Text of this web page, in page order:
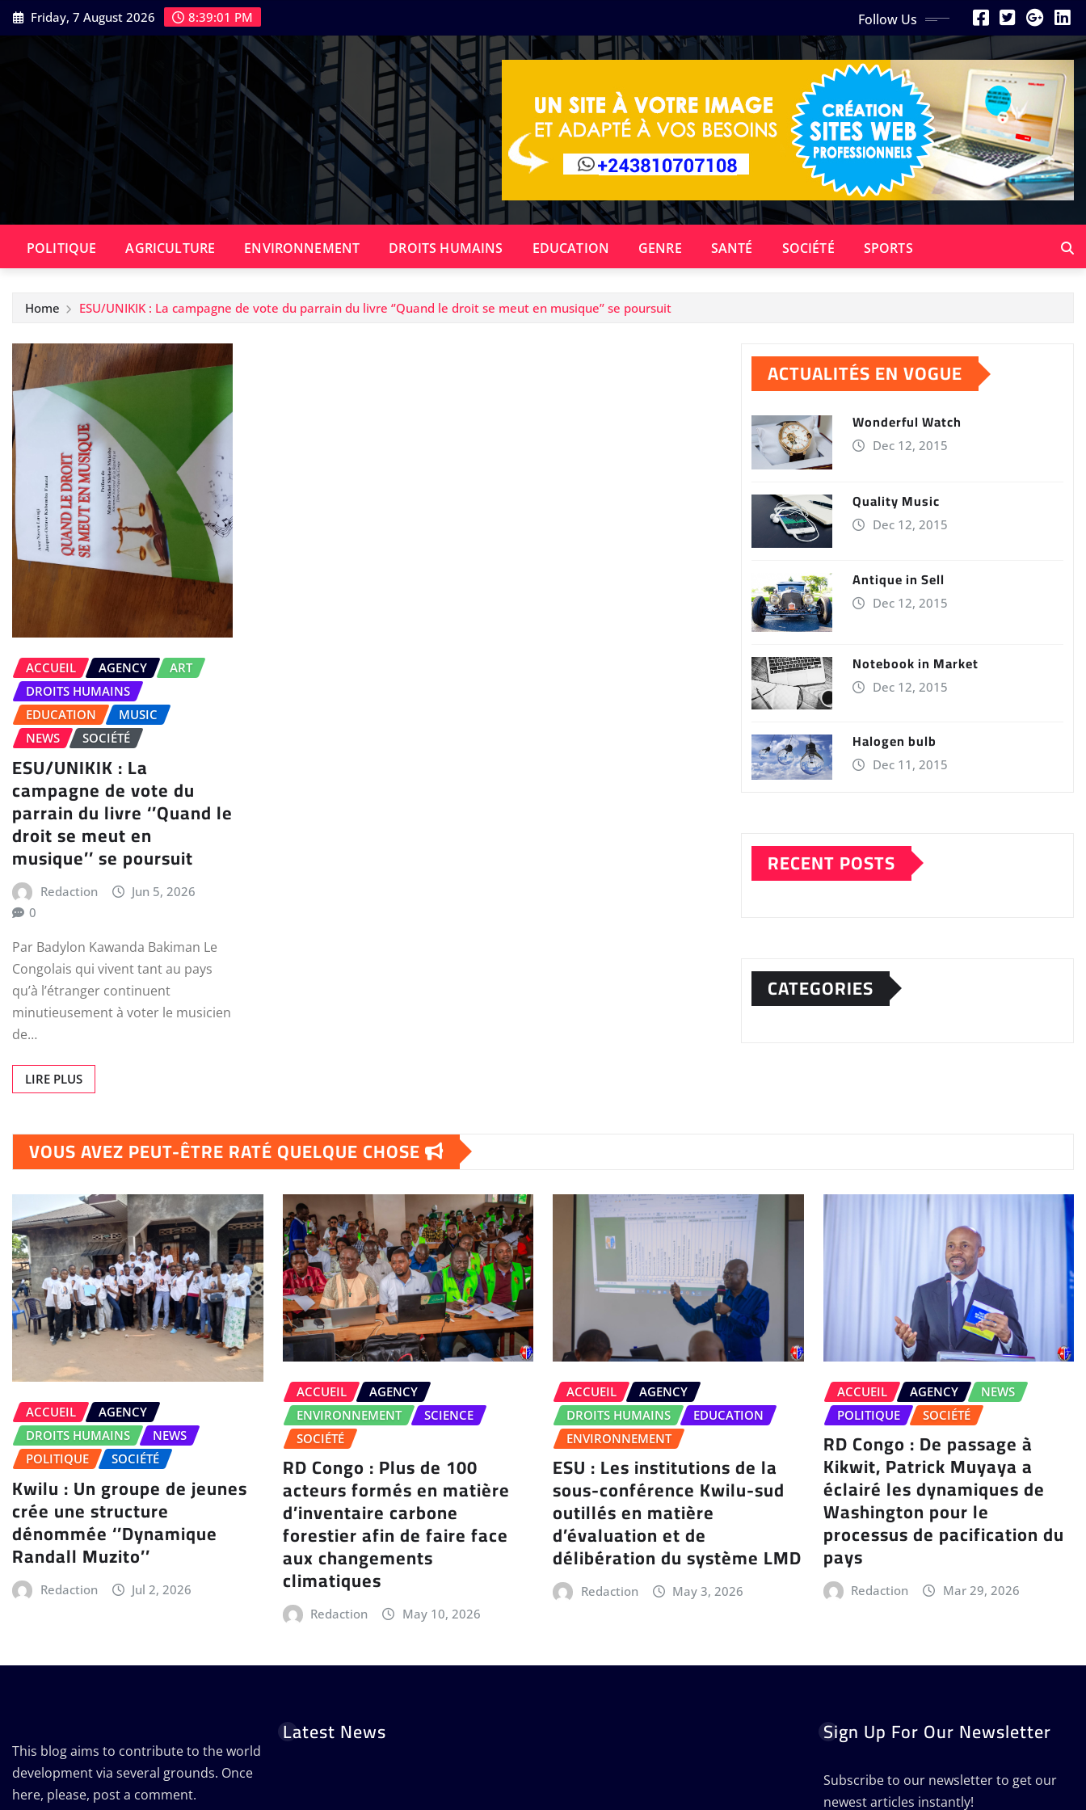
Skip
to
Friday, 7 August 2026 8:39:02 PM Follow Us
POLITIQUE AGRICULTURE ENVIRONNEMENT DROITS HUMAINS EDUCATION GENRE SANTÉ SOCIÉTÉ SPORTS
Home ESU/UNIKIK : La campagne de vote du parrain du livre ‘’Quand le droit se meut en musique’’ se poursuit
ACCUEIL AGENCY
ART
DROITS HUMAINS
EDUCATION
MUSIC
NEWS
SOCIÉTÉ
ESU/UNIKIK : La
campagne de vote du
parrain du livre ‘’Quand le
droit se meut en
musique’’ se poursuit
Redaction
Jun 5, 2026
0
Par Badylon Kawanda Bakiman Le
Congolais qui vivent tant au pays
qu’à l’étranger continuent
minutieusement à voter le musicien
de…
LIRE PLUS
ACTUALITÉS EN VOGUE
Wonderful Watch
Dec 12, 2015
Quality Music
Dec 12, 2015
Antique in Sell
Dec 12, 2015
Notebook in Market
Dec 12, 2015
Halogen bulb
Dec 11, 2015
RECENT POSTS
CATEGORIES
VOUS AVEZ PEUT-ÊTRE RATÉ QUELQUE CHOSE
ACCUEIL
AGENCY
DROITS HUMAINS
NEWS
POLITIQUE
SOCIÉTÉ
Kwilu : Un groupe de jeunes
crée une structure
dénommée ‘’Dynamique
Randall Muzito’’
Redaction Jul 2, 2026
ACCUEIL
AGENCY
ENVIRONNEMENT
SCIENCE
SOCIÉTÉ
RD Congo : Plus de 100
acteurs formés en matière
d’inventaire carbone
forestier afin de faire face
aux changements
climatiques
Redaction May 10, 2026
ACCUEIL
AGENCY
DROITS HUMAINS
EDUCATION
ENVIRONNEMENT
ESU : Les institutions de la
sous-conférence Kwilu-sud
outillés en matière
d’évaluation et de
délibération du système LMD
Redaction May 3, 2026
ACCUEIL AGENCY
NEWS
POLITIQUE
SOCIÉTÉ
RD Congo : De passage à
Kikwit, Patrick Muyaya a
éclairé les dynamiques de
Washington pour le
processus de pacification du
pays
Redaction Mar 29, 2026
This blog aims to contribute to the world
development via several grounds. Once
here, please, post a comment.
Latest News Sign Up For Our Newsletter
Subscribe to our newsletter to get our
newest articles instantly!